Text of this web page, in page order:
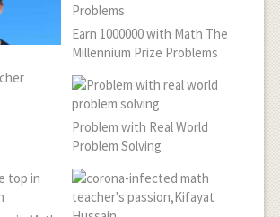
Earn 1000000 with Math The
Millennium Prize Problems
Problem with Real World
Problem Solving